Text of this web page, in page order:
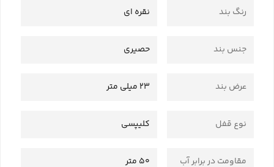
رنگ بند نقره ای
جنس بند حصیری
عرض بند 23 میلی متر
نوع قفل کلیپسی
مقاومت در برابر آب 50 متر